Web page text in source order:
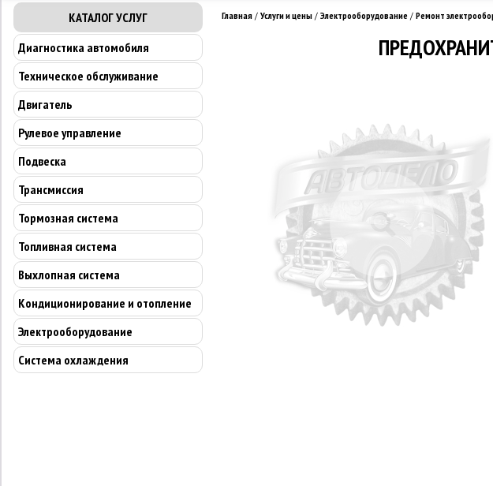
КАТАЛОГ УСЛУГ
Диагностика автомобиля
Техническое обслуживание
Двигатель
Рулевое управление
Подвеска
Трансмиссия
Тормозная система
Топливная система
Выхлопная система
Кондиционирование и отопление
Электрооборудование
Система охлаждения
Главная / Услуги и цены / Электрооборудование / Ремонт